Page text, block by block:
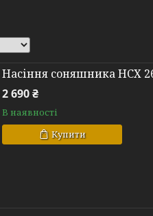
Насіння соняшника НСХ
2 690 ₴
В наявності
Купити